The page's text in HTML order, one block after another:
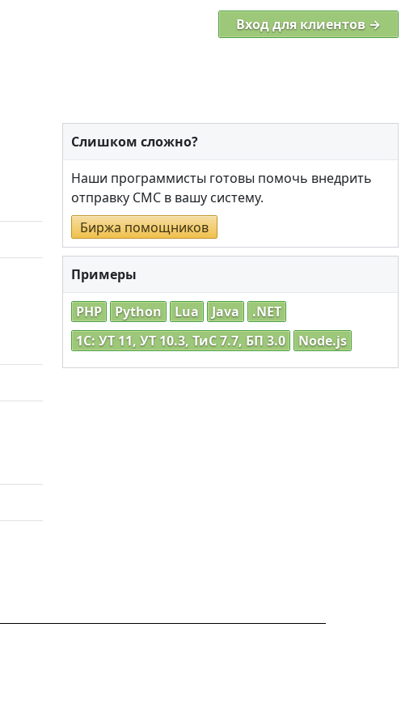
Вход для клиентов →
Слишком сложно?
Наши программисты готовы помочь внедрить
отправку СМС в вашу систему.
Биржа помощников
Примеры
PHP Python Lua Java
.NET
1C: УТ 11, УТ 10.3, ТиС 7.7, БП 3.0
Node.js